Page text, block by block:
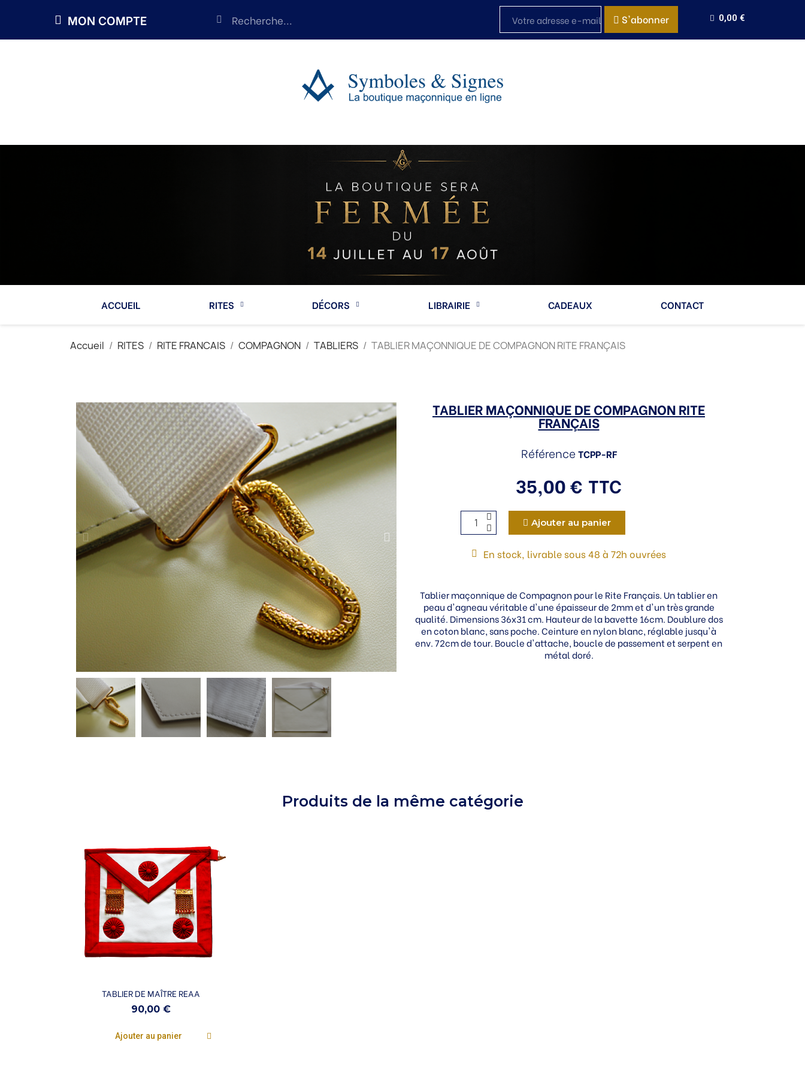
MON COMPTE S'abonner 0,00 €
ACCUEIL RITES DÉCORS LIBRAIRIE CADEAUX CONTACT
Accueil RITES RITE FRANCAIS COMPAGNON TABLIERS TABLIER MAÇONNIQUE DE COMPAGNON RITE FRANÇAIS
TABLIER MAÇONNIQUE DE COMPAGNON RITE
FRANÇAIS
Référence TCPP-RF
35,00 € TTC
Ajouter au panier
En stock, livrable sous 48 à 72h ouvrées
Tablier maçonnique de Compagnon pour le Rite Français. Un tablier en
peau d'agneau véritable d'une épaisseur de 2mm et d'un très grande
qualité. Dimensions 36x31 cm. Hauteur de la bavette 16cm. Doublure dos
en coton blanc, sans poche. Ceinture en nylon blanc, réglable jusqu'à
env. 72cm de tour. Boucle d'attache, boucle de passement et serpent en
métal doré.
Produits de la même catégorie
Aperçu rapide
TABLIER DE MAÎTRE REAA
90,00 €
Ajouter au panier